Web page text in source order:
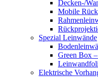
Decken-/
Mobile
Spezial Leinwände
Green Box
Elektrische